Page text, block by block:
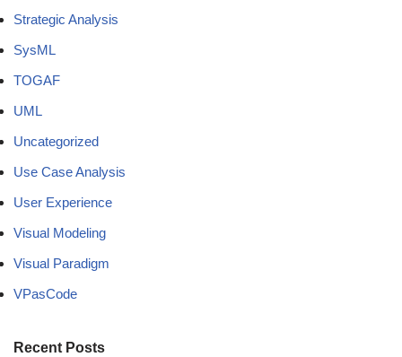
Strategic Analysis
SysML
TOGAF
UML
Uncategorized
Use Case Analysis
User Experience
Visual Modeling
Visual Paradigm
VPasCode
Recent Posts